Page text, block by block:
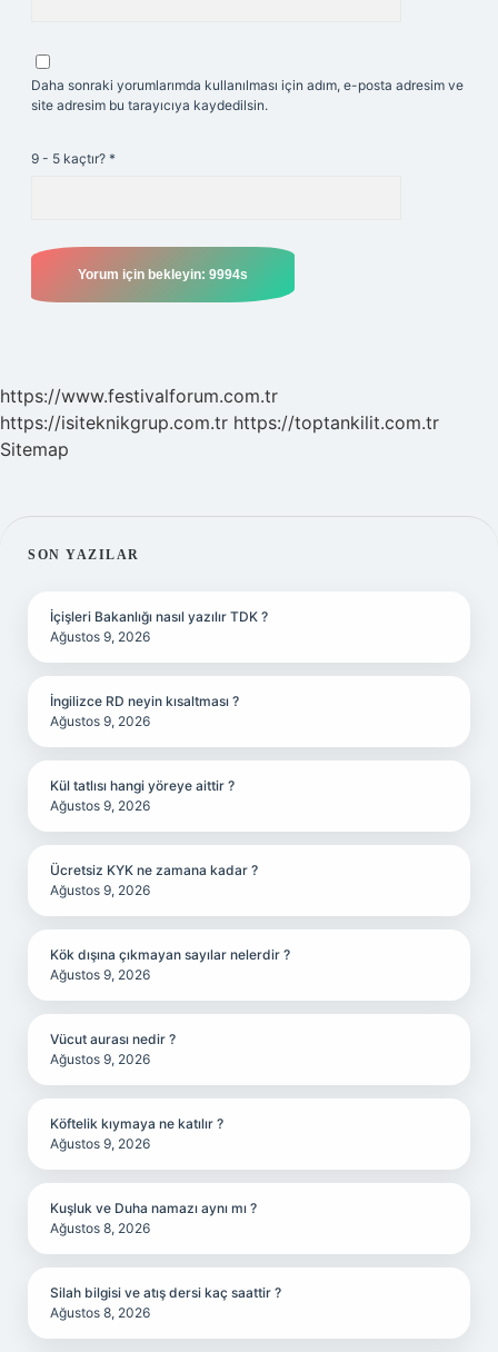
Daha sonraki yorumlarımda kullanılması için adım, e-posta adresim ve
site adresim bu tarayıcıya kaydedilsin.
9 - 5 kaçtır? *
https://www.festivalforum.com.tr
https://isiteknikgrup.com.tr https://toptankilit.com.tr
Sitemap
SIDEBAR
SON YAZILAR
İçişleri Bakanlığı nasıl yazılır TDK ?
Ağustos 9, 2026
İngilizce RD neyin kısaltması ?
Ağustos 9, 2026
Kül tatlısı hangi yöreye aittir ?
Ağustos 9, 2026
Ücretsiz KYK ne zamana kadar ?
Ağustos 9, 2026
Kök dışına çıkmayan sayılar nelerdir ?
Ağustos 9, 2026
Vücut aurası nedir ?
Ağustos 9, 2026
Köftelik kıymaya ne katılır ?
Ağustos 9, 2026
Kuşluk ve Duha namazı aynı mı ?
Ağustos 8, 2026
Silah bilgisi ve atış dersi kaç saattir ?
Ağustos 8, 2026